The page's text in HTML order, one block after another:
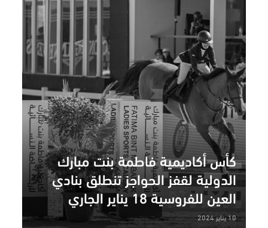
كأس أكاديمية فاطمة بنت مبارك
الدولية لقفز الحواجز تنطلق بنادي
العين للفروسية 18 يناير الجاري
10 يناير 2024